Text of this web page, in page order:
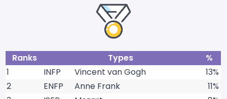
Ranks Types
%
1
INFP Vincent van Gogh
13%
2
ENFP Anne Frank
11%